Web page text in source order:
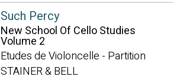
Such Percy
New School Of Cello Studies
Volume 2
Etudes de Violoncelle - Partition
STAINER & BELL